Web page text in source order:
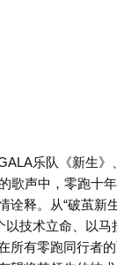
乐队《新生》
的歌声中，零跑十
诠释。从“破茧新
以技术立命、以
所有零跑同行者